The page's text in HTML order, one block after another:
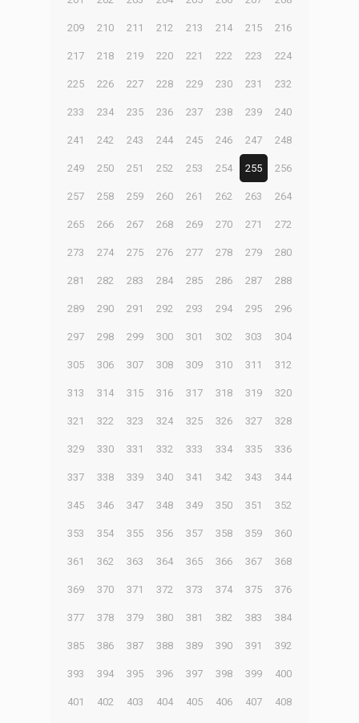
209 210 211 212 213 214 215 216
217 218 219 220 221 222 223 224
225 226 227 228 229 230 231 232
233 234 235 236 237 238 239 240
241 242 243 244 245 246 247 248
249 250 251 252 253 254 255 256
257 258 259 260 261 262 263 264
265 266 267 268 269 270 271 272
273 274 275 276 277 278 279 280
281 282 283 284 285 286 287 288
289 290 291 292 293 294 295 296
297 298 299 300 301 302 303 304
305 306 307 308 309 310 311 312
313 314 315 316 317 318 319 320
321 322 323 324 325 326 327 328
329 330 331 332 333 334 335 336
337 338 339 340 341 342 343 344
345 346 347 348 349 350 351 352
353 354 355 356 357 358 359 360
361 362 363 364 365 366 367 368
369 370 371 372 373 374 375 376
377 378 379 380 381 382 383 384
385 386 387 388 389 390 391 392
393 394 395 396 397 398 399 400
401 402 403 404 405 406 407 408